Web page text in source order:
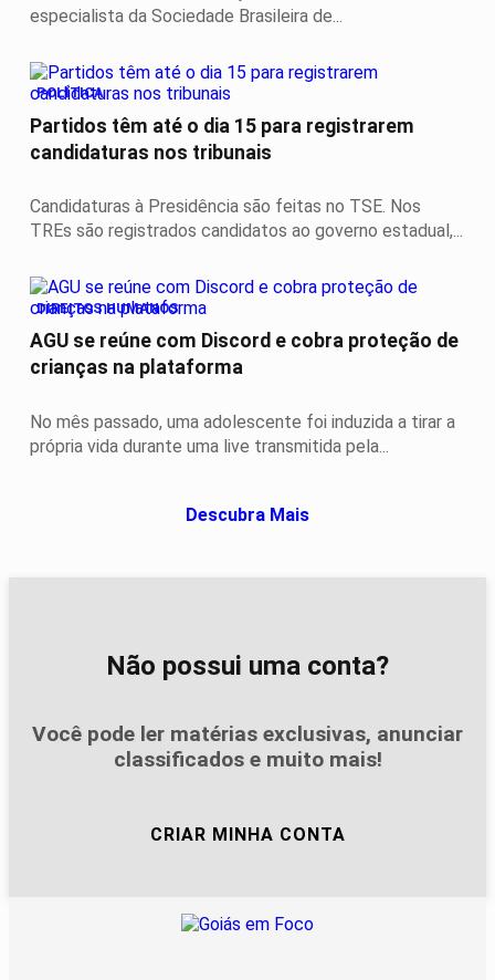
especialista da Sociedade Brasileira de...
POLÍTICA
Partidos têm até o dia 15 para registrarem
candidaturas nos tribunais
Candidaturas à Presidência são feitas no TSE. Nos
TREs são registrados candidatos ao governo estadual,...
DIREITOS HUMANOS
AGU se reúne com Discord e cobra proteção de
crianças na plataforma
No mês passado, uma adolescente foi induzida a tirar a
própria vida durante uma live transmitida pela...
Descubra Mais
Não possui uma conta?
Você pode ler matérias exclusivas, anunciar
classificados e muito mais!
CRIAR MINHA CONTA